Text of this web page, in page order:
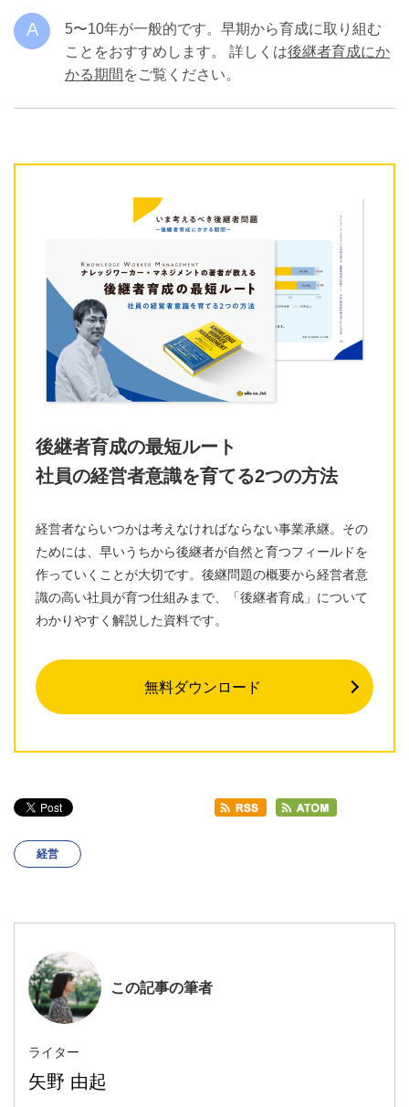
A
5〜10年が一般的です。早期から育成に取り組む
ことをおすすめします。 詳しくは後継者育成にか
かる期間 をご覧ください。
後継者育成の最短ルート
社員の経営者意識を育てる2つの方法
経営者ならいつかは考えなければならない事業承継。その
ためには、早いうちから後継者が自然と育つフィールドを
作っていくことが大切です。後継問題の概要から経営者意
識の高い社員が育つ仕組みまで、「後継者育成」について
わかりやすく解説した資料です。
無料ダウンロード
経営
この記事の筆者
ライター
矢野 由起